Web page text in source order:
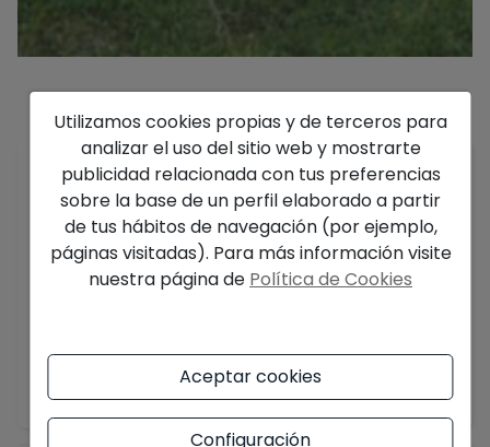
Descripción
Apartamento Levigo disponible para 4
personas, ideal para una familia, en la
conocida urbanización Arenal Park I.
La vivienda:
camá con dos colchones de 90, Smart TV y aire
acondicionado, una cocina abierta totalmente
equipada para uso vacacional, una habitación
Mostrar más
Utilizamos cookies propias y de terceros para
analizar el uso del sitio web y mostrarte
publicidad relacionada con tus preferencias
sobre la base de un perfil elaborado a partir
de tus hábitos de navegación (por ejemplo,
páginas visitadas). Para más información visite
nuestra página de Política de Cookies
Aceptar cookies
Configuración